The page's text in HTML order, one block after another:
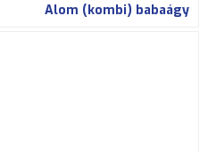
Álom (kombi) babaágy